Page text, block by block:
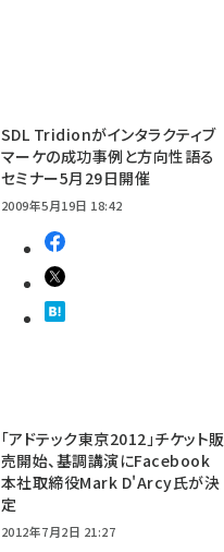
SDL Tridionがインタラクティブ
マーケの成功事例と方向性語る
セミナー5月29日開催
2009年5月19日 18:42
「アドテック東京2012」チケット販
売開始、基調講演にFacebook
本社取締役Mark D'Arcy氏が決
定
2012年7月2日 21:27